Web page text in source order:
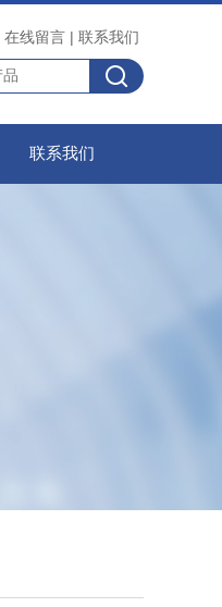
在线留言 | 联系我们
联系我们